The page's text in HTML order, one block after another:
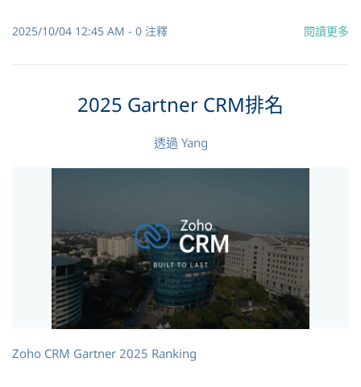
2025/10/04 12:45 AM - 0 注釋 閱讀更多
2025 Gartner CRM排名
透過 Yang
Zoho CRM Gartner 2025 Ranking